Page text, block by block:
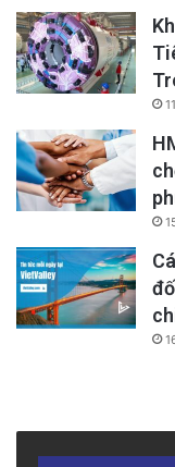
tình cảm và sự
thường nhường
đình có con
sàng cho
Vườn rau của
phẩm, mà còn
chia sẻ. Trong
hầu như quen
tâm của sự kết
tinh thần, một
Bàn tay của